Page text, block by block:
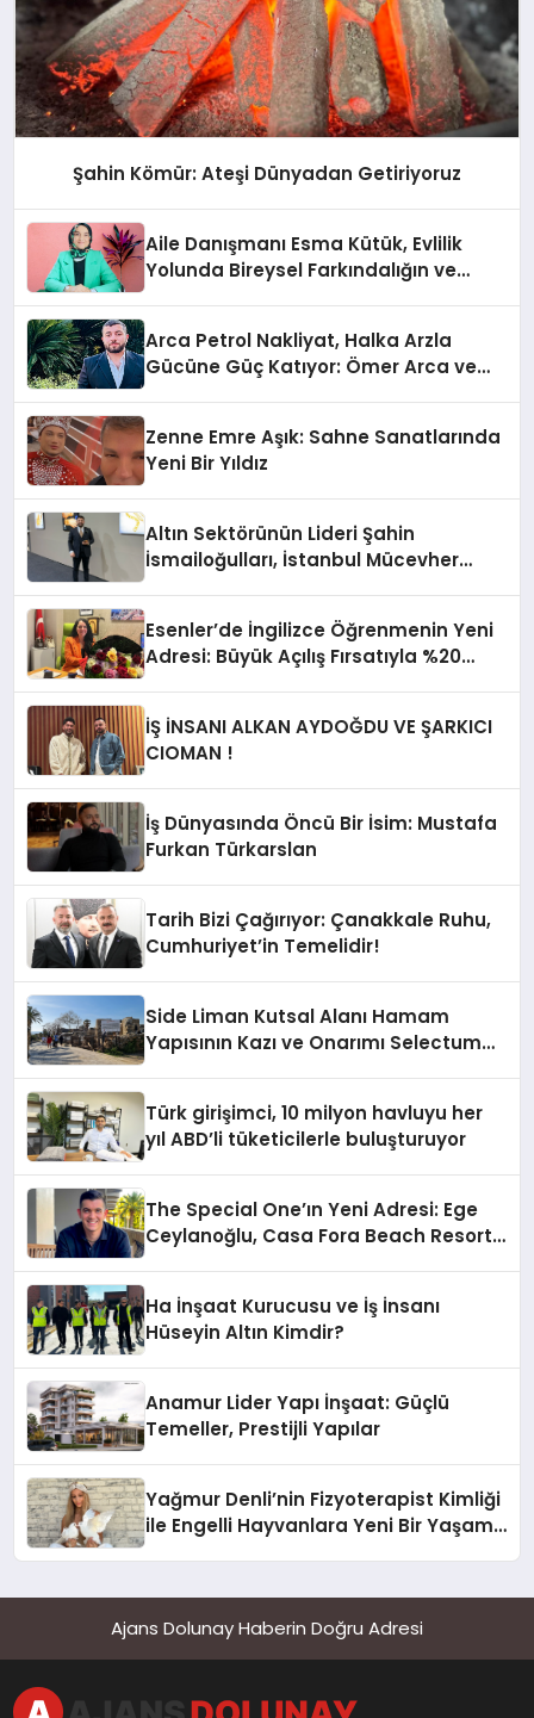
Şahin Kömür: Ateşi Dünyadan Getiriyoruz
Aile Danışmanı Esma Kütük, Evlilik
Yolunda Bireysel Farkındalığın ve
Arca Petrol Nakliyat, Halka Arzla
Gücüne Güç Katıyor: Ömer Arca ve
Zenne Emre Aşık: Sahne Sanatlarında
Yeni Bir Yıldız
Altın Sektörünün Lideri Şahin
İsmailoğulları, İstanbul Mücevher
Esenler’de İngilizce Öğrenmenin Yeni
Adresi: Büyük Açılış Fırsatıyla %20
İŞ İNSANI ALKAN AYDOĞDU VE ŞARKICI
CIOMAN !
İş Dünyasında Öncü Bir İsim: Mustafa
Furkan Türkarslan
Tarih Bizi Çağırıyor: Çanakkale Ruhu,
Cumhuriyet’in Temelidir!
Side Liman Kutsal Alanı Hamam
Yapısının Kazı ve Onarımı Selectum
Türk girişimci, 10 milyon havluyu her
yıl ABD’li tüketicilerle buluşturuyor
The Special One’ın Yeni Adresi: Ege
Ceylanoğlu, Casa Fora Beach Resort
Ha İnşaat Kurucusu ve İş İnsanı
Hüseyin Altın Kimdir?
Anamur Lider Yapı İnşaat: Güçlü
Temeller, Prestijli Yapılar
Yağmur Denli’nin Fizyoterapist Kimliği
ile Engelli Hayvanlara Yeni Bir Yaşam
Ajans Dolunay Haberin Doğru Adresi